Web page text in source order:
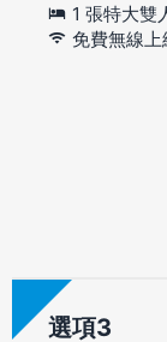
1 張特大雙
免費無線上
選項